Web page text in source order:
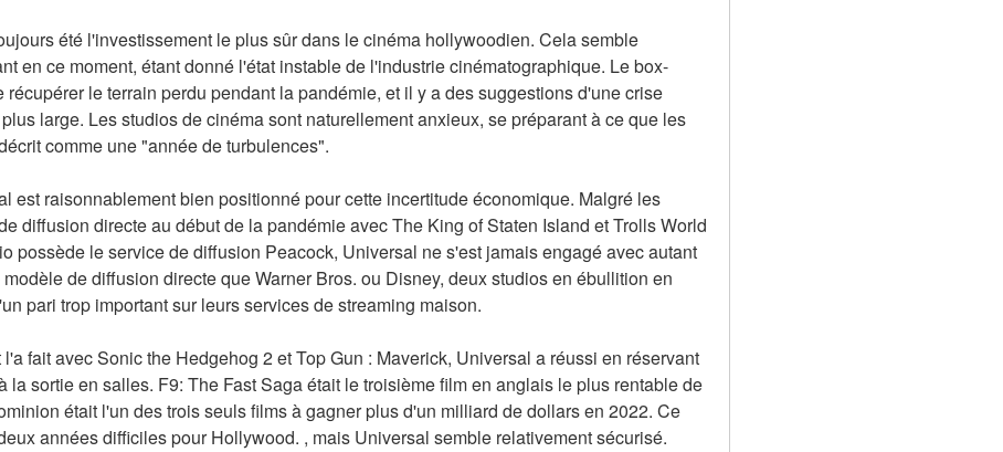
été l'investissement le plus sûr dans le cinéma hollywoodien. Cela semble
en ce moment, étant donné l'état instable de l'industrie cinématographique. Le box-
le terrain perdu pendant la pandémie, et il y a des suggestions d'une crise
large. Les studios de cinéma sont naturellement anxieux, se préparant à ce que les
comme une "année de turbulences".
est raisonnablement bien positionné pour cette incertitude économique. Malgré les
diffusion directe au début de la pandémie avec The King of Staten Island et Trolls World
possède le service de diffusion Peacock, Universal ne s'est jamais engagé avec autant
de diffusion directe que Warner Bros. ou Disney, deux studios en ébullition en
pari trop important sur leurs services de streaming maison.
fait avec Sonic the Hedgehog 2 et Top Gun : Maverick, Universal a réussi en réservant
la sortie en salles. F9: The Fast Saga était le troisième film en anglais le plus rentable de
était l'un des trois seuls films à gagner plus d'un milliard de dollars en 2022. Ce
années difficiles pour Hollywood. , mais Universal semble relativement sécurisé.